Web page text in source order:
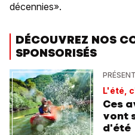
décennies».
DÉCOUVREZ NOS
SPONSORISÉS
L'été,
Ces
vont
d'été